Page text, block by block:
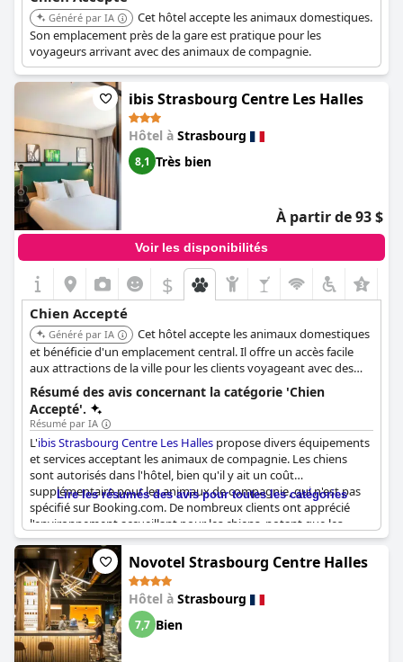
Généré par IA
Cet hôtel accepte les animaux domestiques.
Son emplacement près de la gare est pratique pour les
voyageurs arrivant avec des animaux de compagnie.
ibis Strasbourg Centre Les Halles
Hôtel à Strasbourg
8,1 Très bien
À partir de 93 $
Voir les disponibilités
$
Chien Accepté
Généré par IA
Cet hôtel accepte les animaux domestiques
et bénéficie d'un emplacement central. Il offre un accès facile
aux attractions de la ville pour les clients voyageant avec des
animaux de compagnie.
Résumé des avis concernant la catégorie 'Chien
Accepté'.
Résumé par IA
L'ibis Strasbourg Centre Les Halles propose divers équipements
et services acceptant les animaux de compagnie. Les chiens
sont autorisés dans l'hôtel, bien qu'il y ait un coût
supplémentaire pour les animaux de compagnie, qui n'est pas
spécifié sur Booking.com. De nombreux clients ont apprécié
l'environnement accueillant pour les chiens, notant que les
chiens sont les bienvenus et que les environs de l'hôtel sont
idéaux pour les promenades avec les chiens. L'établissement
propose des chambres et des commodités spécifiques pour les
chiens, et il y a un parc à chiens à proximité pour des options
d'exercice pratiques. Bien que certains commentaires
mentionnent un supplément pour les animaux de compagnie,
dans l'ensemble, l'hôtel est considéré comme accommodant
pour les clients voyageant avec des chiens.
Lire les résumés des avis pour toutes les catégories
Novotel Strasbourg Centre Halles
Hôtel à Strasbourg
7,7 Bien